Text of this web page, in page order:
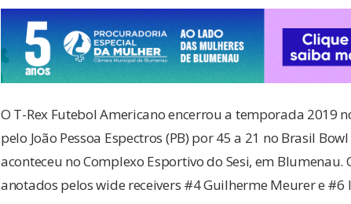
O T-Rex Futebol Americano encerrou a temporada 2019
pelo João Pessoa Espectros (PB) por 45 a 21 no Brasil
aconteceu no Complexo Esportivo do Sesi, em
anotados pelos wide receivers #4 Guilherme Meurer e #6